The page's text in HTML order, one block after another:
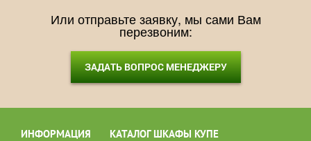
Или отправьте заявку, мы сами Вам
перезвоним:
ЗАДАТЬ ВОПРОС МЕНЕДЖЕРУ
ИНФОРМАЦИЯ КАТАЛОГ ШКАФЫ КУПЕ